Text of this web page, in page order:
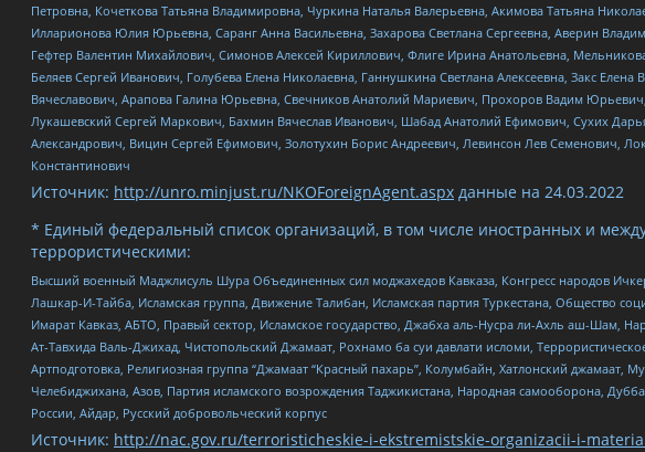
Петровна, Кочеткова Татьяна Владимировна, Чуркина Наталья Валерьевна, Акимова Татьяна
Илларионова Юлия Юрьевна, Саранг Анна Васильевна, Захарова Светлана Сергеевна, Аверин
Гефтер Валентин Михайлович, Симонов Алексей Кириллович, Флиге Ирина Анатольевна,
Беляев Сергей Иванович, Голубева Елена Николаевна, Ганнушкина Светлана Алексеевна, Закс
Вячеславович, Арапова Галина Юрьевна, Свечников Анатолий Мариевич, Прохоров Вадим
Лукашевский Сергей Маркович, Бахмин Вячеслав Иванович, Шабад Анатолий Ефимович, Сухих
Александрович, Вицин Сергей Ефимович, Золотухин Борис Андреевич, Левинсон Лев Семенович,
Константинович
Источник: http://unro.minjust.ru/NKOForeignAgent.aspx данные на 24.03.2022
* Единый федеральный список организаций, в том числе иностранных и
террористическими:
Высший военный Маджлисуль Шура Объединенных сил моджахедов Кавказа, Конгресс народов
Лашкар-И-Тайба, Исламская группа, Движение Талибан, Исламская партия Туркестана, Общество
Имарат Кавказ, АБТО, Правый сектор, Исламское государство, Джабха аль-Нусра ли-Ахль аш-Шам,
Ат-Тавхида Валь-Джихад, Чистопольский Джамаат, Рохнамо ба суи давлати исломи,
Артподготовка, Религиозная группа “Джамаат “Красный пахарь”, Колумбайн, Хатлонский
Челебиджихана, Азов, Партия исламского возрождения Таджикистана, Народная самооборона,
России, Айдар, Русский добровольческий корпус
Источник: http://nac.gov.ru/terroristicheskie-i-ekstremistskie-organizacii-i-